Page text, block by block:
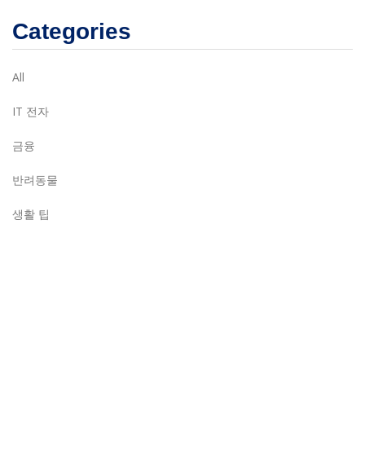
Categories
All
IT 전자
금융
반려동물
생활 팁